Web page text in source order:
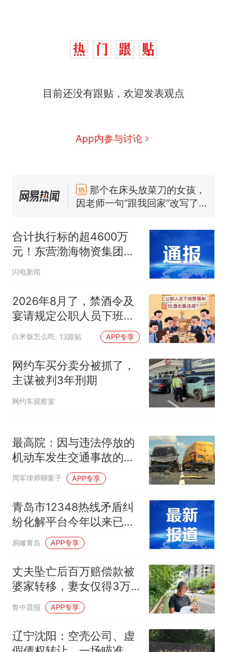
目前还没有跟贴，欢迎发表观点
App内参与讨论
热
那个在床头放菜刀的女孩，
因老师一句“跟我回家”改写了
号，仅凭视频评出？中国烹饪
协会回应
台风"白海豚"中心附近最大风
力已达15级 最新研判
佛山一中学招聘物理教师，笔
已叫停招聘，成立调查组全面
核查
笔试第一被第二名传话劝弃考
官方通报
享界G9车型预售价公布：
43.98万起
因老师一句“跟我回家”改写了
人生
合计执行标的超4600万
元！东营渤海物资集团四
次成被执行人
闪电新闻
2026年8月了，禁酒令及
宴请规定公职人员下班聚
餐和饮酒还违规吗
白米饭怎么吃 13跟贴 APP专享
网约车买分卖分被抓了，
主谋被判3年刑期
网约车观察室
最高院：因与违法停放的
机动车发生交通事故的，
违停方也应担责！
周军律师聊案子 APP专享
青岛市12348热线矛盾纠
纷化解平台今年以来已调
解矛盾纠纷4730件
易瞰青岛 APP专享
丈夫坠亡后百万赔偿款被
婆家转移，妻女仅得3万
元
鲁中晨报 APP专享
辽宁沈阳：空壳公司、虚